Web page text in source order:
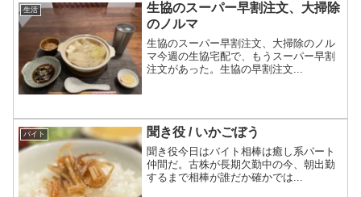
生活
生協のスーパー早割注文、大掃除
のノルマ
生協のスーパー早割注文、大掃除のノル
マ今週の生協宅配で、もうスーパー早割
注文があった。生協の早割注文...
バイト 聞き役 / いかごぼう
聞き役今日はバイト相棒は癒し系パート
仲間だ。古株が長期欠勤中の今、朝出勤
するまで相棒が誰だか確かでは...